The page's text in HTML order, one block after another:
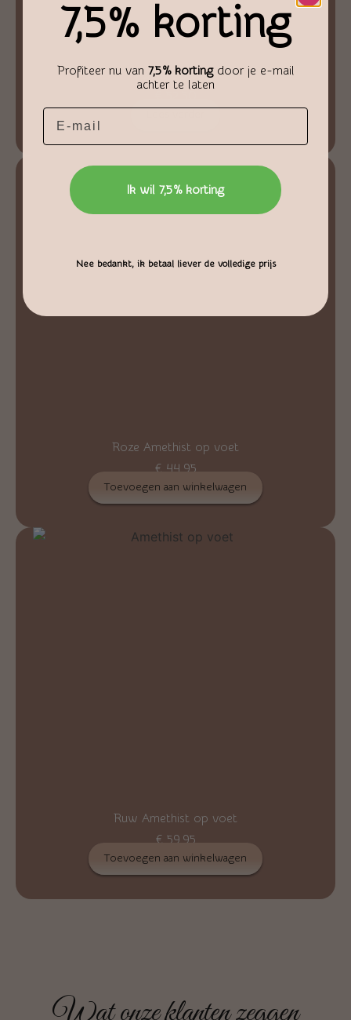
Agaat op voet
Roze Amethist op voet
€44,95
Toevoegen aan winkelwagen
Ruw Amethist op voet
€59,95
Toevoegen aan winkelwagen
7,5% korting
Profiteer nu van 7,5% kortingdoor je e-mail
achter te laten
Email
Ik wil 7,5% korting
Nee bedankt, ik betaal liever de volledige prijs